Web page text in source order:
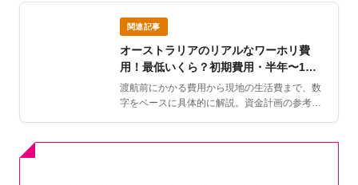
関連記事
オーストラリアのリアルなワーホリ費
用！最低いくら？初期費用・半年〜1年
の費用も
渡航前にかかる費用から現地の生活費まで、数
字をベースに具体的に解説。資金計画の参考に